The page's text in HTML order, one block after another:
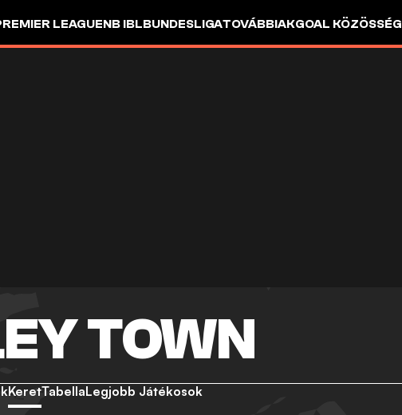
LEAGUENB IBLBUNDESLIGATOVÁBBIAKGOAL KÖZÖSSÉG
TOWN
KeretTabellaLegjobb Játékosok